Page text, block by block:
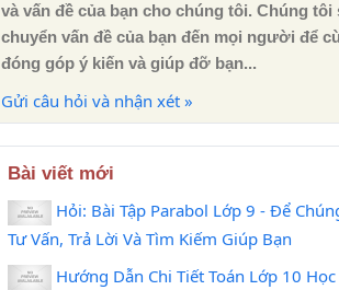
và vấn đề của bạn cho chúng tôi. Chúng tôi
chuyển vấn đề của bạn đến mọi người để
đóng góp ý kiến ​​và giúp đỡ bạn...
Gửi câu hỏi và nhận xét »
Bài viết mới
Hỏi: Bài Tập Parabol Lớp 9 - Để
Tư Vấn, Trả Lời Và Tìm Kiếm Giúp Bạn
Hướng Dẫn Chi Tiết Toán Lớp 10 Học